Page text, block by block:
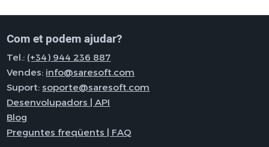
Com et podem ajudar?
Tel.: (+34) 944 236 887
Vendes: info@saresoft.com
Suport:soporte@saresoft.com
Desenvolupadors | API
Blog
Preguntes freqüents | FAQ